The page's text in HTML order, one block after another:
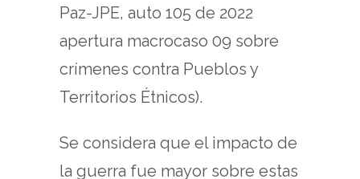
Paz-JPE, auto 105 de 2022
apertura macrocaso 09 sobre
crímenes contra Pueblos y
Territorios Étnicos).
Se considera que el impacto de
la guerra fue mayor sobre estas